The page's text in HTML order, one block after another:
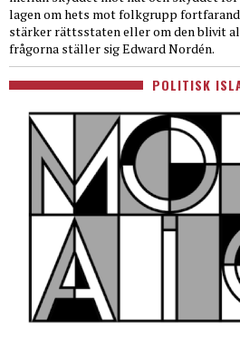
lagen om hets mot folkgrupp
stärker rättsstaten eller om den blivit
frågorna ställer sig Edward Nordén.
POLITISK